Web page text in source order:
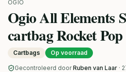
OGIO
Ogio All Elements
cartbag Rocket Pop
Cartbags Op voorraad
Gecontroleerd door Ruben van Laar ·